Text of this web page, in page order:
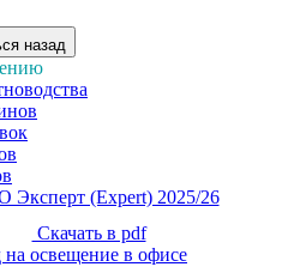
назад
Скачать в pdf